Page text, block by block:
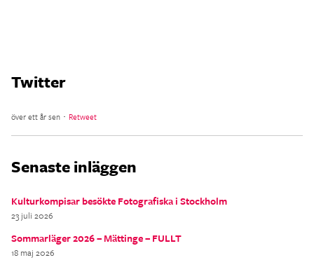
Twitter
över ett år sen ･ Retweet
Senaste inläggen
Kulturkompisar besökte Fotografiska i Stockholm
23 juli 2026
Sommarläger 2026 – Mättinge – FULLT
18 maj 2026